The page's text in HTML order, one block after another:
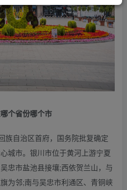
个省份哪个市
族自治区首府，国务院批复确定
城市。银川市位于黄河上游宁夏
忠市盐池县接壤;西依贺兰山，与
为邻;南与吴忠市利通区、青铜峡